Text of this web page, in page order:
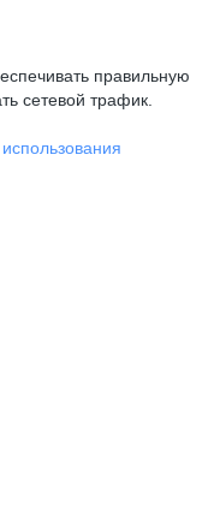
правильную
сетевой трафик.